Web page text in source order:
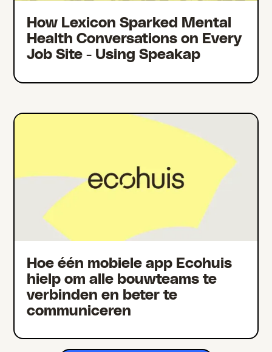
How Lexicon Sparked Mental
Health Conversations on Every
Job Site - Using Speakap
Hoe één mobiele app Ecohuis
hielp om alle bouwteams te
verbinden en beter te
communiceren